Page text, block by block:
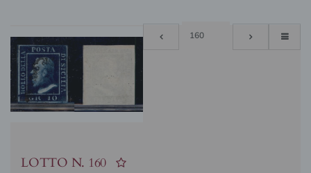
LOTTO N. 160